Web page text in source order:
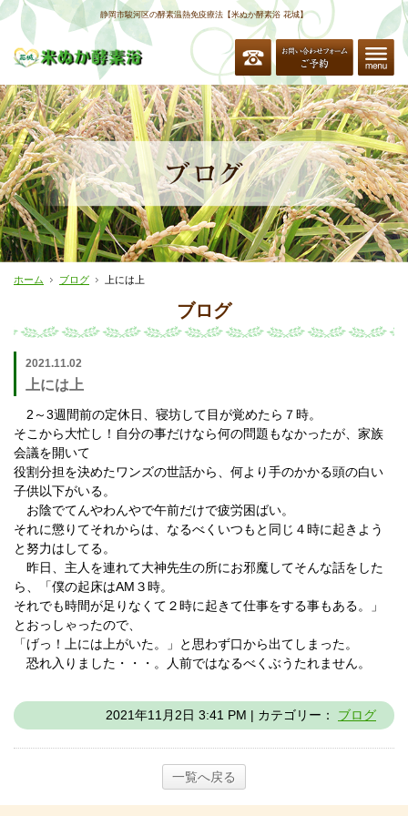
静岡市駿河区の酵素温熱免疫療法【米ぬか酵素浴 花城】
ホーム ブログ 上には上
ブログ
2021.11.02
上には上
2～3週間前の定休日、寝坊して目が覚めたら７時。
そこから大忙し！自分の事だけなら何の問題もなかったが、家族
会議を開いて
役割分担を決めたワンズの世話から、何より手のかかる頭の白い
子供以下がいる。
お陰でてんやわんやで午前だけで疲労困ばい。
それに懲りてそれからは、なるべくいつもと同じ４時に起きよう
と努力はしてる。
昨日、主人を連れて大神先生の所にお邪魔してそんな話をした
ら、「僕の起床はAM３時。
それでも時間が足りなくて２時に起きて仕事をする事もある。」
とおっしゃったので、
「げっ！上には上がいた。」と思わず口から出てしまった。
恐れ入りました・・・。人前ではなるべくぶうたれません。
2021年11月2日 3:41 PM | カテゴリー： ブログ
一覧へ戻る